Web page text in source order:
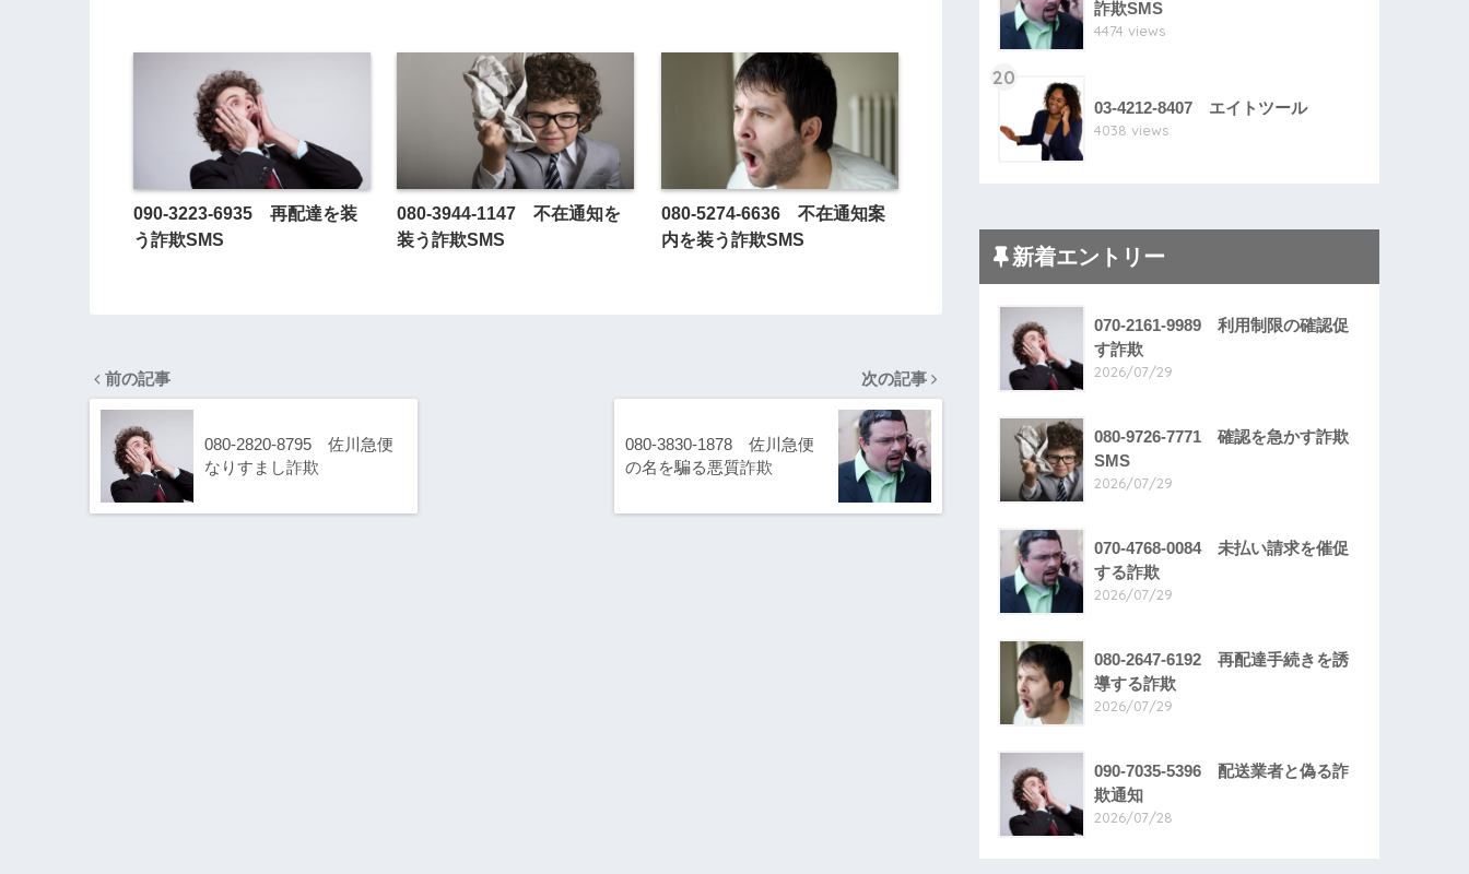
090-3223-6935 再配達を装
う詐欺SMS
080-3944-1147 不在通知を
装う詐欺SMS
080-5274-6636 不在通知案
内を装う詐欺SMS
前の記事
080-2820-8795 佐川急便
なりすまし詐欺
次の記事
080-3830-1878 佐川急便
の名を騙る悪質詐欺
詐欺SMS
4474 views
20
03-4212-8407 エイトツール
4038 views
新着エントリー
070-2161-9989 利用制限の確認促
す詐欺
2026/07/29
080-9726-7771 確認を急かす詐欺
SMS
2026/07/29
070-4768-0084 未払い請求を催促
する詐欺
2026/07/29
080-2647-6192 再配達手続きを誘
導する詐欺
2026/07/29
090-7035-5396 配送業者と偽る詐
欺通知
2026/07/28